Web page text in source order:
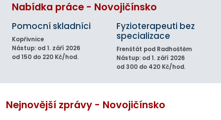
Nabídka práce - Novojičínsko
Pomocní skladníci
Kopřivnice
Nástup: od 1. září 2026
od 150 do 220 Kč/hod.
Fyzioterapeuti bez
specializace
Frenštát pod Radhoštěm
Nástup: od 1. září 2026
od 300 do 420 Kč/hod.
Nejnovější zprávy - Novojičínsko